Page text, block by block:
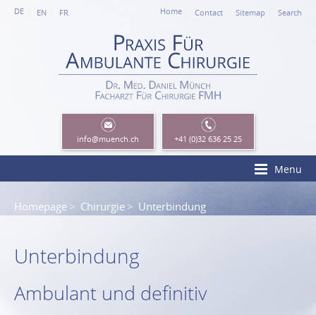
DE EN FR Home Contact Sitemap Search
Menu
Homepage Chirurgie Unterbindung
Unterbindung
Ambulant und definitiv
info@muench.ch +41 (0)32 636 25 25